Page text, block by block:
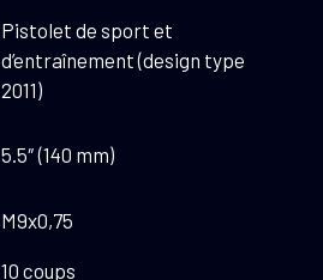
Pistolet de sport et
d’entraînement (design type
2011)
5.5″ (140 mm)
M9x0,75
10 coups